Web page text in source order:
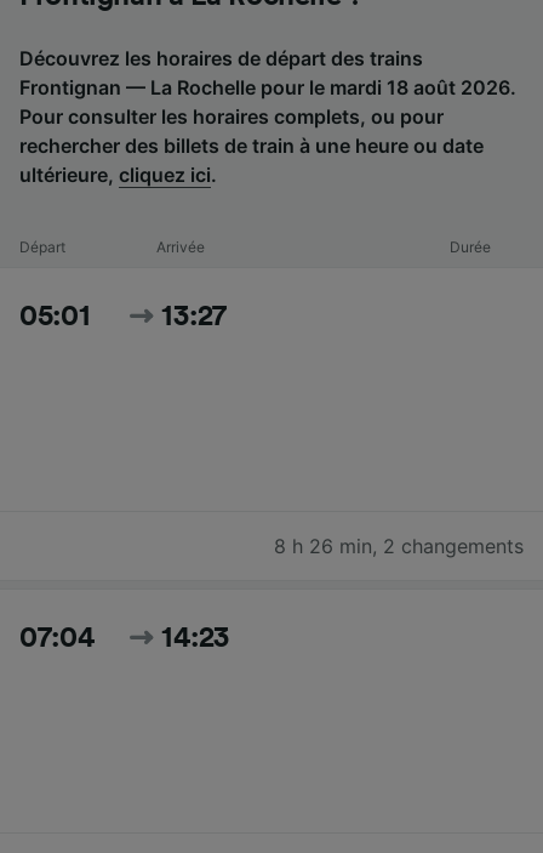
Découvrez les horaires de départ des trains
Frontignan — La Rochelle pour le mardi 18 août 2026.
Pour consulter les horaires complets, ou pour
rechercher des billets de train à une heure ou date
ultérieure, cliquez ici.
Départ Arrivée Durée
05:01 13:27
8 h 26 min, 2 changements
07:04 14:23